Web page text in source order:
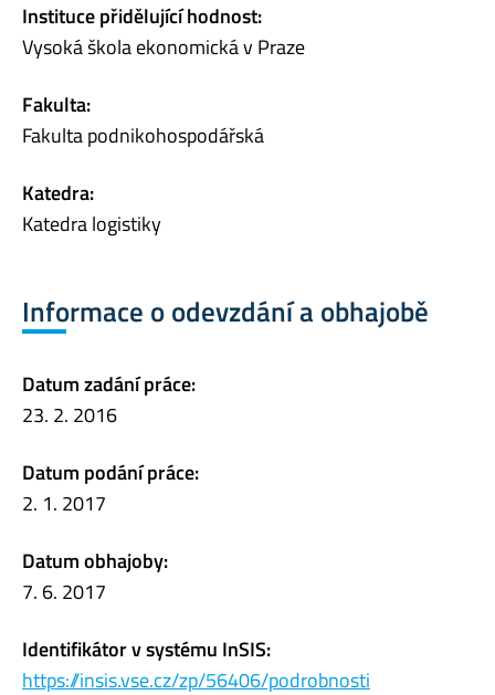
Instituce přidělující hodnost:
Vysoká škola ekonomická v Praze
Fakulta:
Fakulta podnikohospodářská
Katedra:
Katedra logistiky
Informace o odevzdání a obhajobě
Datum zadání práce:
23. 2. 2016
Datum podání práce:
2. 1. 2017
Datum obhajoby:
7. 6. 2017
Identifikátor v systému InSIS:
https://insis.vse.cz/zp/56406/podrobnosti